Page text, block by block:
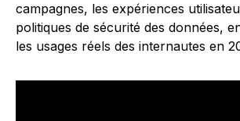
campagnes, les expériences
politiques de sécurité des données,
les usages réels des internautes en